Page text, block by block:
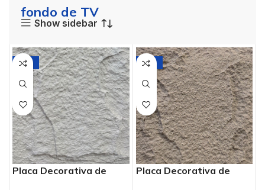
fondo de TV
Show sidebar
-14%
Placa Decorativa de
-14%
Placa Decorativa de